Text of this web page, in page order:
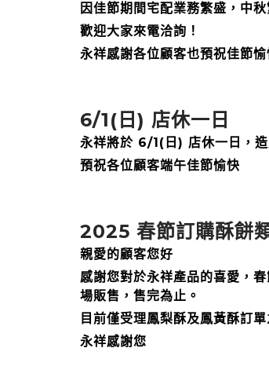
因佳節期間宅配業務繁盛，中
歡迎大家來電洽詢！
永祥感謝各位顧客也預祝佳節愉
6/1(日) 店休一日
永祥將於 6/1(日) 店休一日，
預祝各位顧客端午佳節愉快
2025 春節訂購酥餅
親愛的顧客您好
感謝您對於永祥產品的喜愛，
場販售，售完為止。
目前僅受理鳳梨酥及鳳黃酥訂單
永祥感謝您